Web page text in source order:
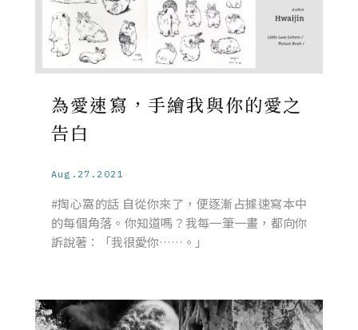
為愛速寫，手繪我與你的愛之
告白
Aug.27.2021
#掏心窩的話 自從你來了，便逐漸占據速寫本中
的每個角落。你知道嗎？我每一筆一畫，都向你
訴說著：「我很愛你……。」